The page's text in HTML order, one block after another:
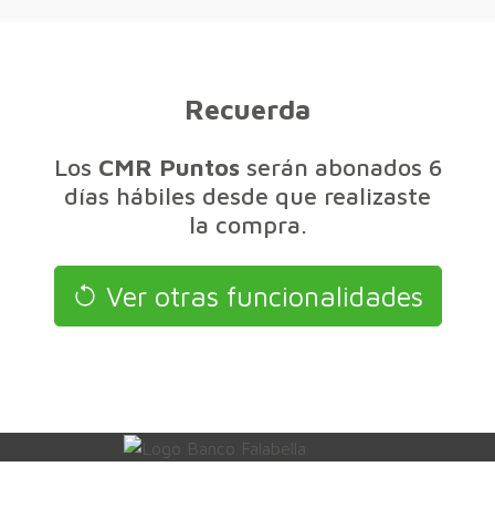
Recuerda
Los CMR Puntosserán abonados 6
días hábiles desde que realizaste
la compra.
Ver otras funcionalidades